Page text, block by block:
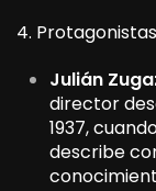
4.
Julián
director
1937,
describe